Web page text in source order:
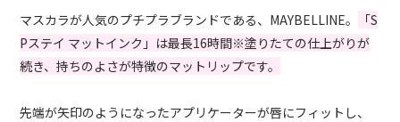
マスカラが人気のプチプラブランドである、MAYBELLINE。
「S
Pステイ マットインク」は最長16時間※塗りたての仕上がりが
続き、持ちのよさが特徴のマットリップです。
先端が矢印のようになったアプリケーターが唇にフィットし、